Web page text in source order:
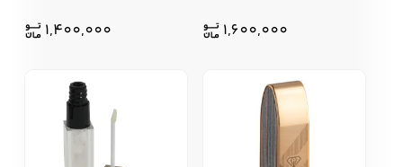
1,600,000
1,400,000